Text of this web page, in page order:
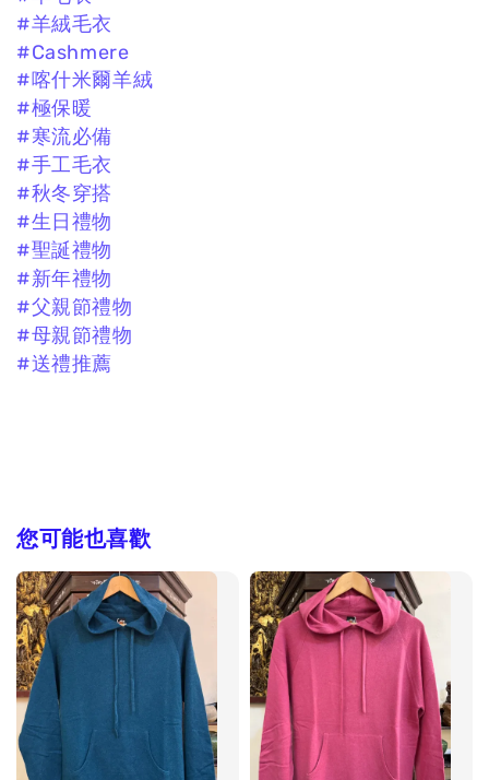
#羊絨毛衣
#Cashmere
#喀什米爾羊絨
#極保暖
#寒流必備
#手工毛衣
#秋冬穿搭
#生日禮物
#聖誕禮物
#新年禮物
#父親節禮物
#母親節禮物
#送禮推薦
您可能也喜歡